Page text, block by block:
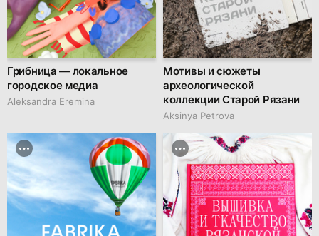
Грибница — локальное
городское медиа
Aleksandra Eremina
Мотивы и сюжеты
археологической
коллекции Старой Рязани
Aksinya Petrova